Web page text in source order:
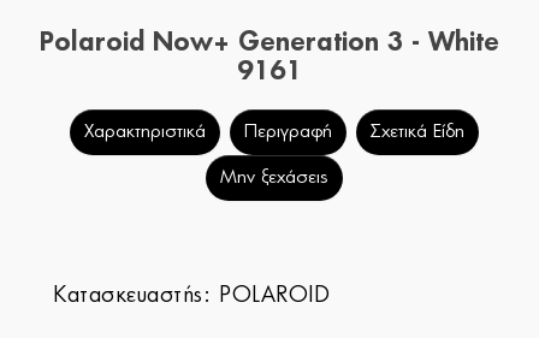
Polaroid Now+ Generation 3 - White
9161
Χαρακτηριστικά Περιγραφή Σχετικά Είδη
Μην ξεχάσεις
Κατασκευαστής: POLAROID